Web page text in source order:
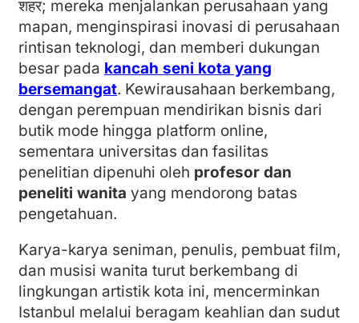
शहर; mereka menjalankan perusahaan yang
mapan, menginspirasi inovasi di perusahaan
rintisan teknologi, dan memberi dukungan
besar pada kancah seni kota yang
bersemangat. Kewirausahaan berkembang,
dengan perempuan mendirikan bisnis dari
butik mode hingga platform online,
sementara universitas dan fasilitas
penelitian dipenuhi oleh profesor dan
peneliti wanita yang mendorong batas
pengetahuan.
Karya-karya seniman, penulis, pembuat film,
dan musisi wanita turut berkembang di
lingkungan artistik kota ini, mencerminkan
Istanbul melalui beragam keahlian dan sudut